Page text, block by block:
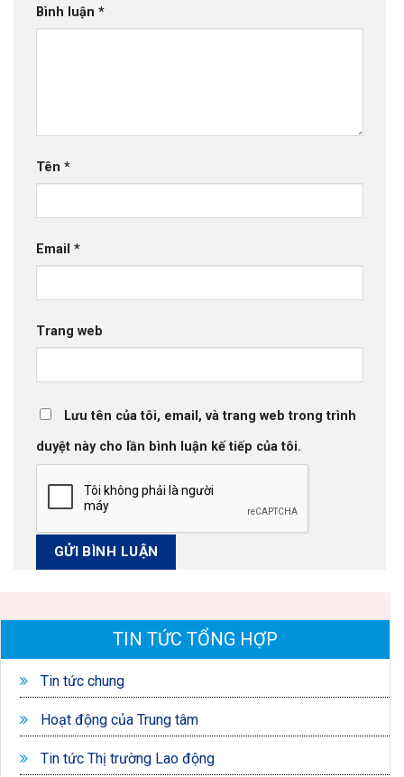
Bình luận *
Tên *
Email *
Trang web
Lưu tên của tôi, email, và trang web trong trình
duyệt này cho lần bình luận kế tiếp của tôi.
TIN TỨC TỔNG HỢP
Tin tức chung
Hoạt động của Trung tâm
Tin tức Thị trường Lao động